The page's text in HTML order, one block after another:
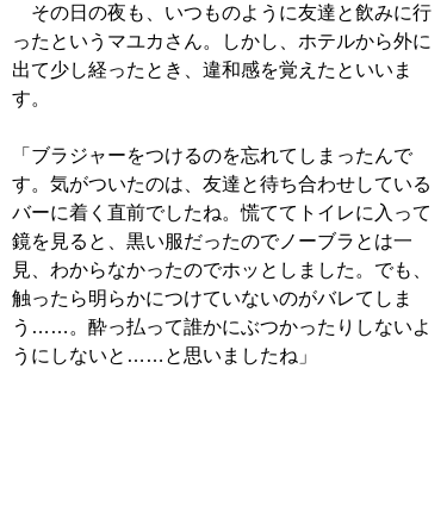
その日の夜も、いつものように友達と飲みに行
ったというマユカさん。しかし、ホテルから外に
出て少し経ったとき、違和感を覚えたといいま
す。
「ブラジャーをつけるのを忘れてしまったんで
す。気がついたのは、友達と待ち合わせしている
バーに着く直前でしたね。慌ててトイレに入って
鏡を見ると、黒い服だったのでノーブラとは一
見、わからなかったのでホッとしました。でも、
触ったら明らかにつけていないのがバレてしま
う……。酔っ払って誰かにぶつかったりしないよ
うにしないと……と思いましたね」